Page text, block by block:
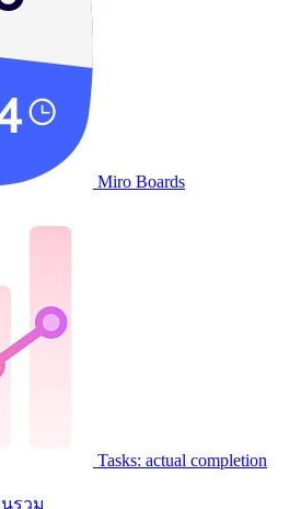
Miro Boards
Tasks: actual completion
รวม